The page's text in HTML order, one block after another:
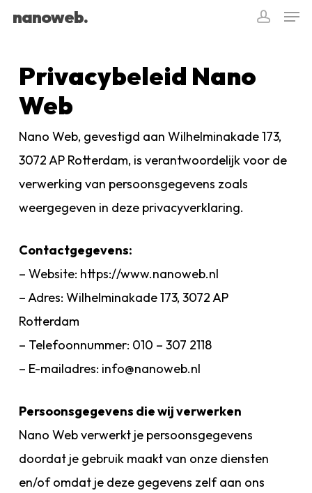
Skip
content
nanoweb.
Privacybeleid Nano
Web
Nano Web, gevestigd aan Wilhelminakade 173,
3072 AP Rotterdam, is verantwoordelijk voor de
verwerking van persoonsgegevens zoals
weergegeven in deze privacyverklaring.
Contactgegevens:
– Website: https://www.nanoweb.nl
– Adres: Wilhelminakade 173, 3072 AP
Rotterdam
– Telefoonnummer: 010 – 307 2118
– E-mailadres: info@nanoweb.nl
Persoonsgegevens die wij verwerken
Nano Web verwerkt je persoonsgegevens
doordat je gebruik maakt van onze diensten
en/of omdat je deze gegevens zelf aan ons